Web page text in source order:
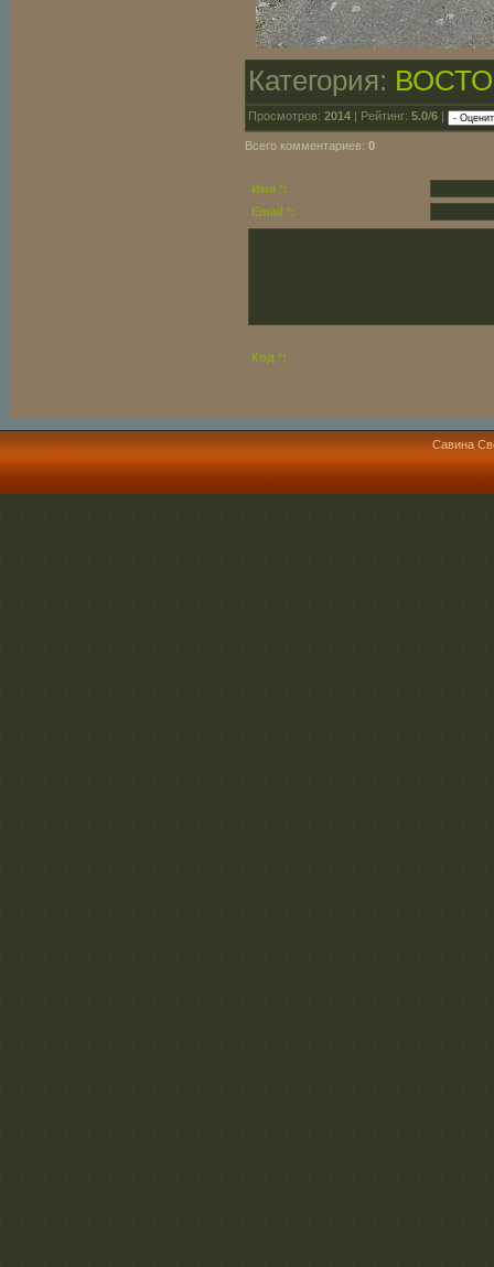
Категория:
Просмотров: 2014 | Рейтинг: 5.0/6
Всего комментариев: 0
Имя *:
Email *:
Код *:
Савина